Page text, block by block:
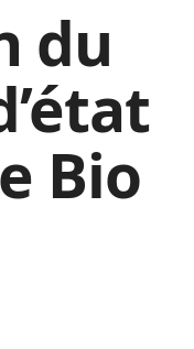
du
Bio